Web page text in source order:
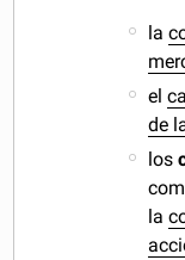
la
el
de
los
la